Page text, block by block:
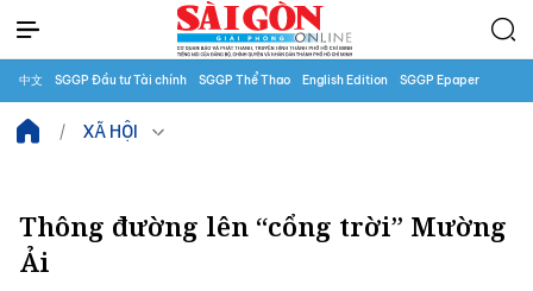
中文 SGGP Đầu tư Tài chính SGGP Thể Thao English Edition SGGP Epaper
XÃ HỘI
Thông đường lên “cổng trời” Mường
Ải